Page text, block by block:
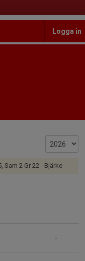
Logga in
Sam 2 Gr 22 - Bjärke
-